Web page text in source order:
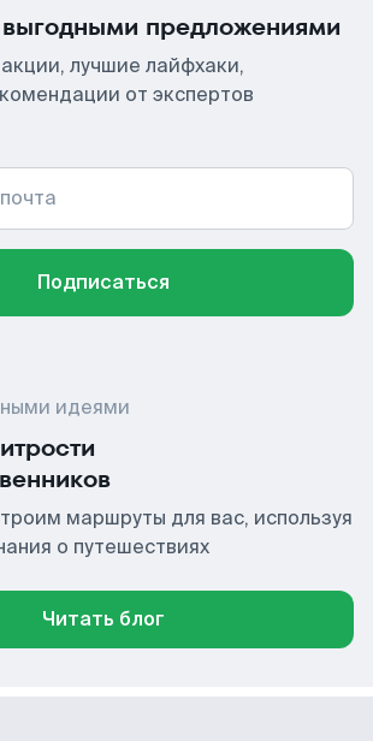
предложениями
лучшие лайфхаки,
от экспертов
Подписаться
идеями
маршруты для вас, используя
о путешествиях
Читать блог